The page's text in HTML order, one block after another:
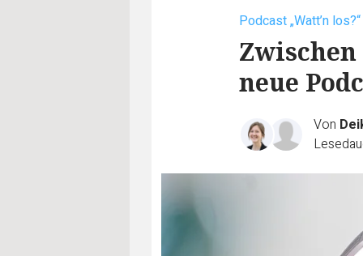
Podcast „Watt’n los?“
neue
Von